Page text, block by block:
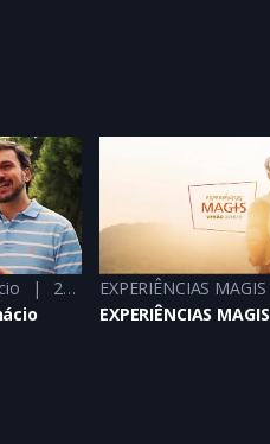
2023 - 2023
EXPERIÊNCIAS MAGIS
EXPERIÊNCIAS MAGIS